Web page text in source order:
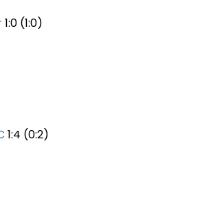
1:0 (1:0)
1:4 (0:2)